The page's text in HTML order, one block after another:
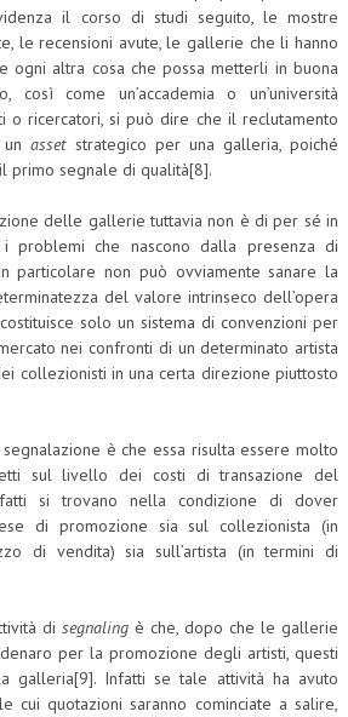
il corso di studi seguito, le mostre
le recensioni avute, le gallerie che li hanno
ogni altra cosa che possa metterli in buona
come un’accademia o un’università
o ricercatori, si può dire che il reclutamento
unasset strategico per una galleria, poiché
primo segnale di qualità[8].
delle gallerie tuttavia non è di per sé in
che nascono dalla presenza di
particolare non può ovviamente sanare la
del valore intrinseco dell’opera
solo un sistema di convenzioni per
nei confronti di un determinato artista
collezionisti in una certa direzione piuttosto
è che essa risulta essere molto
sul livello dei costi di transazione del
si trovano nella condizione di dover
di promozione sia sul collezionista (in
di vendita) sia sull’artista (in termini di
di segnaling è che, dopo che le gallerie
per la promozione degli artisti, questi
galleria[9]. Infatti se tale attività ha avuto
cui quotazioni saranno cominciate a salire,